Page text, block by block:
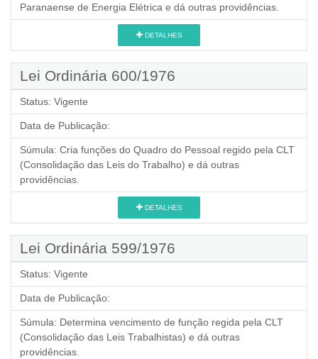
Paranaense de Energia Elétrica e dá outras providências.
DETALHES
Lei Ordinária 600/1976
Status: Vigente
Data de Publicação:
Súmula: Cria funções do Quadro do Pessoal regido pela CLT
(Consolidação das Leis do Trabalho) e dá outras
providências.
DETALHES
Lei Ordinária 599/1976
Status: Vigente
Data de Publicação:
Súmula: Determina vencimento de função regida pela CLT
(Consolidação das Leis Trabalhistas) e dá outras
providências.